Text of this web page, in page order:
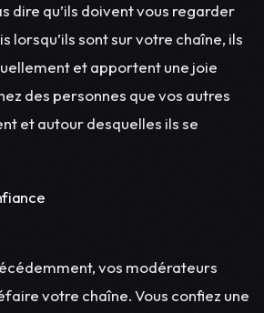
dire qu’ils doivent vous regarder
lorsqu’ils sont sur votre chaîne, ils
et apportent une joie
des personnes que vos autres
et autour desquelles ils se
vos modérateurs
votre chaîne. Vous confiez une